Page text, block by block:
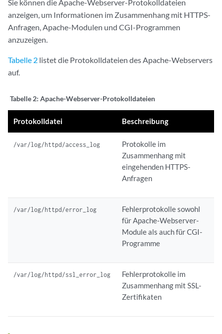
Sie können die Apache-Webserver-Protokolldateien
anzeigen, um Informationen im Zusammenhang mit HTTPS-
Anfragen, Apache-Modulen und CGI-Programmen
anzuzeigen.
Tabelle 2 listet die Protokolldateien des Apache-Webservers
auf.
Tabelle 2: Apache-Webserver-Protokolldateien
Protokolldatei Beschreibung
/var/log/httpd/access_log
Protokolle im
Zusammenhang mit
eingehenden HTTPS-
Anfragen
/var/log/httpd/error_log
Fehlerprotokolle sowohl
für Apache-Webserver-
Module als auch für CGI-
Programme
/var/log/httpd/ssl_error_log
Fehlerprotokolle im
Zusammenhang mit SSL-
Zertifikaten